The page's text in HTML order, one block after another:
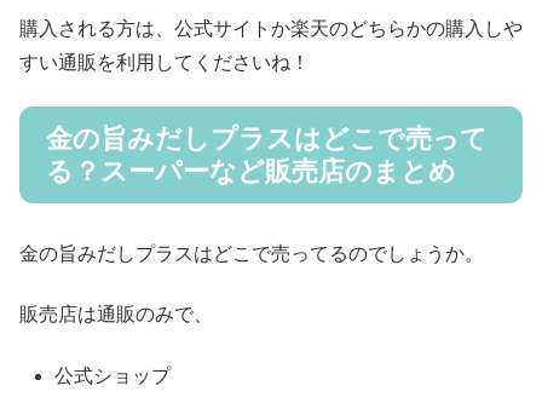
購入される方は、公式サイトか楽天のどちらかの購入しや
すい通販を利用してくださいね！
金の旨みだしプラスはどこで売って
る？スーパーなど販売店のまとめ
金の旨みだしプラスはどこで売ってるのでしょうか。
販売店は通販のみで、
公式ショップ